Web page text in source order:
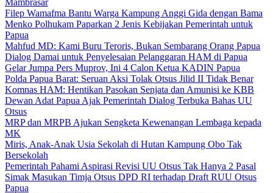
Mambrasar
Filep Wamafma Bantu Warga Kampung Anggi Gida dengan Bama
Menko Polhukam Paparkan 2 Jenis Kebijakan Pemerintah untuk
Papua
Mahfud MD: Kami Buru Teroris, Bukan Sembarang Orang Papua
Dialog Damai untuk Penyelesaian Pelanggaran HAM di Papua
Gelar Jumpa Pers Muprov, Ini 4 Calon Ketua KADIN Papua
Polda Papua Barat: Seruan Aksi Tolak Otsus Jilid II Tidak Benar
Komnas HAM: Hentikan Pasokan Senjata dan Amunisi ke KBB
Dewan Adat Papua Ajak Pemerintah Dialog Terbuka Bahas UU
Otsus
MRP dan MRPB Ajukan Sengketa Kewenangan Lembaga kepada
MK
Miris, Anak-Anak Usia Sekolah di Hutan Kampung Obo Tak
Bersekolah
Pemerintah Pahami Aspirasi Revisi UU Otsus Tak Hanya 2 Pasal
Simak Masukan Timja Otsus DPD RI terhadap Draft RUU Otsus
Papua